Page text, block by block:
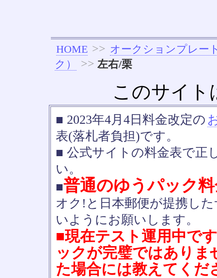
HOME >> オークションプレー
ク）
>> 左右/栗
このサイト
■ 2023年4月4日料金改定の
表(落札者負担)です。
■ 公式サイトの料金表で正
い。
■普通のゆうパック
オク!と日本郵便が提携し
いようにお願いします。
■現在テスト運用中で
ックが完璧ではあり
た場合には教えてくだ